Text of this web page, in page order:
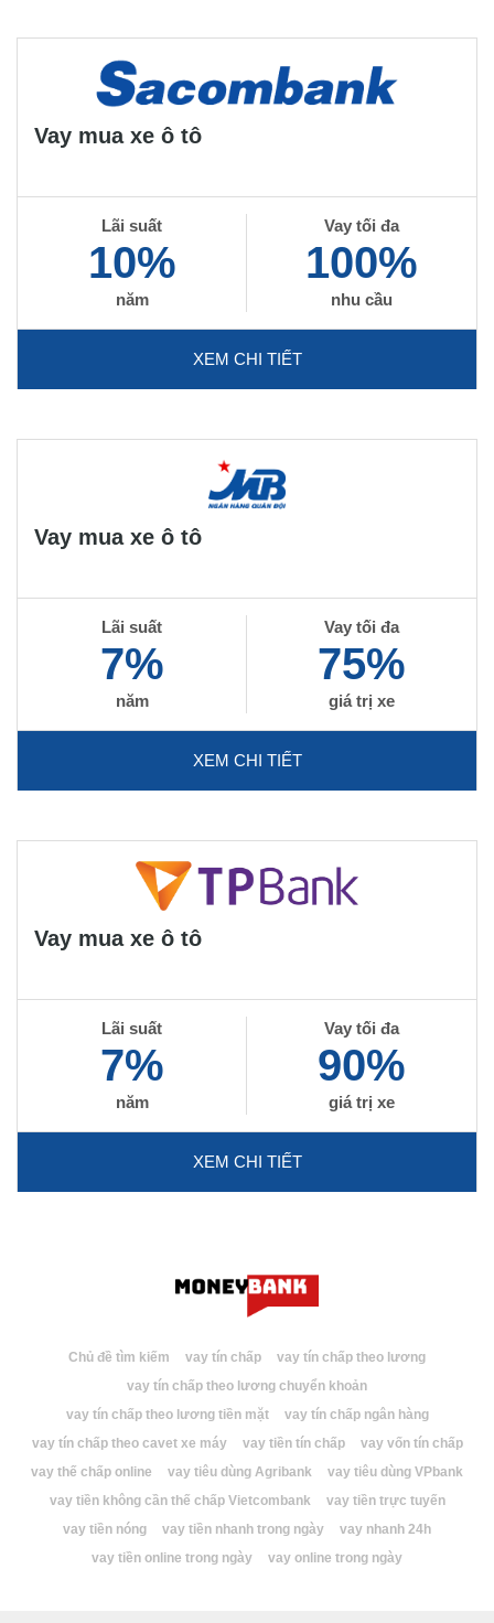
Vay mua xe ô tô
Lãi suất
10%
năm
Vay tối đa
100%
nhu cầu
XEM CHI TIẾT
Vay mua xe ô tô
Lãi suất
7%
năm
Vay tối đa
75%
giá trị xe
XEM CHI TIẾT
Vay mua xe ô tô
Lãi suất
7%
năm
Vay tối đa
90%
giá trị xe
XEM CHI TIẾT
Chủ đề tìm kiếm vay tín chấp
vay tín chấp theo lương
vay tín chấp theo lương chuyển khoản
vay tín chấp theo lương tiền mặt
vay tín chấp ngân hàng
vay tín chấp theo cavet xe máy
vay tiền tín chấp
vay vốn tín chấp
vay thế chấp online
vay tiêu dùng Agribank
vay tiêu dùng VPbank
vay tiền không cần thế chấp Vietcombank
vay tiền trực tuyến
vay tiền nóng
vay tiền nhanh trong ngày
vay nhanh 24h
vay tiền online trong ngày
vay online trong ngày